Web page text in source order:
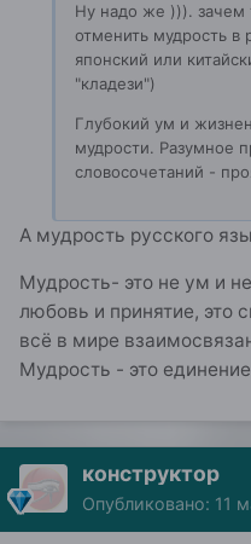
Ну надо же ))). зачем
отменить мудрость в
японский или
"кладези")
Глубокий ум и
мудрости. Разумное
словосочетаний -
А мудрость русского
Мудрость- это не ум и
любовь и принятие, это
всё в мире
Мудрость - это
конструктор
Опубликовано: 11